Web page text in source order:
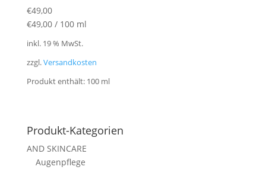
€49,00
€49,00/ 100 ml
inkl. 19 % MwSt.
zzgl.Versandkosten
Produkt enthält: 100 ml
Produkt-Kategorien
AND SKINCARE
Augenpflege